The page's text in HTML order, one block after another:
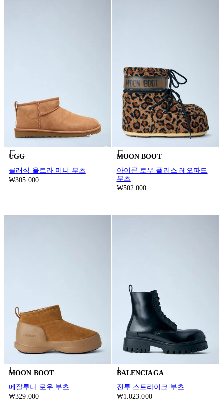
UGG
클래식 울트라 미니 부츠
₩305.000
MOON BOOT
아이콘 로우 플리스 레오파드
부츠
₩502.000
MOON BOOT
메잘루나 로우 부츠
₩329.000
BALENCIAGA
전투 스트라이크 부츠
₩1.023.000